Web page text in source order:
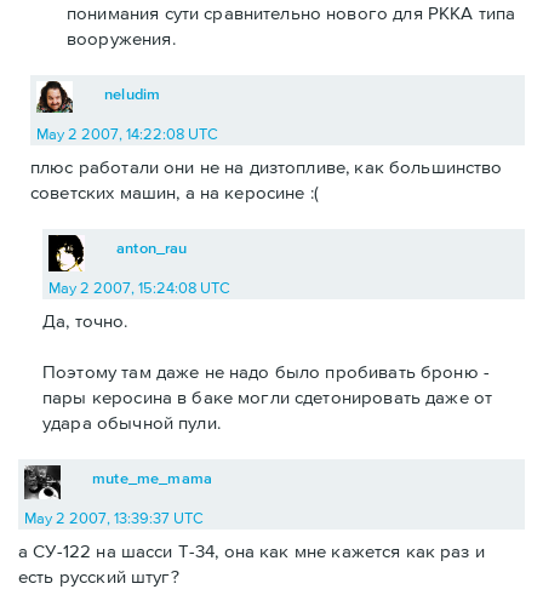
понимания сути сравнительно нового для РККА типа
вооружения.
neludim
May 2 2007, 14:22:08 UTC
плюс работали они не на дизтопливе, как большинство
советских машин, а на керосине :(
anton_rau
May 2 2007, 15:24:08 UTC
Да, точно.
Поэтому там даже не надо было пробивать броню -
пары керосина в баке могли сдетонировать даже от
удара обычной пули.
mute_me_mama
May 2 2007, 13:39:37 UTC
а СУ-122 на шасси Т-34, она как мне кажется как раз и
есть русский штуг?